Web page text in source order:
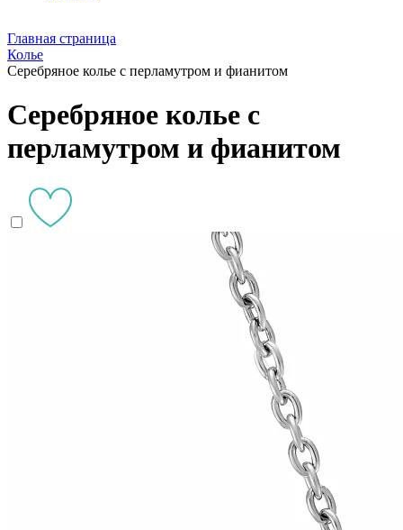
Главная страница
Колье
Серебряное колье с перламутром и фианитом
Серебряное колье с
перламутром и фианитом